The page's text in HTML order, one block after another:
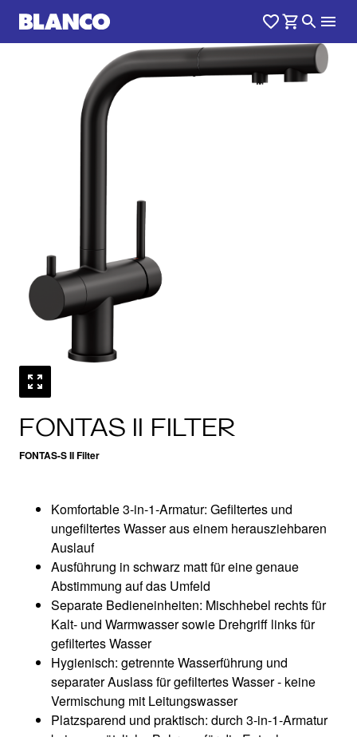
FONTAS II FILTER
FONTAS-S II Filter
1 0
Komfortable 3-in-1-Armatur: Gefiltertes und
ungefiltertes Wasser aus einem herausziehbaren
Auslauf
Ausführung in schwarz matt für eine genaue
Abstimmung auf das Umfeld
Separate Bedieneinheiten: Mischhebel rechts für
Kalt- und Warmwasser sowie Drehgriff links für
gefiltertes Wasser
Hygienisch: getrennte Wasserführung und
separater Auslass für gefiltertes Wasser - keine
Vermischung mit Leitungswasser
Platzsparend und praktisch: durch 3-in-1-Armatur
keine zusätzliche Bohrung für die Entnahme von